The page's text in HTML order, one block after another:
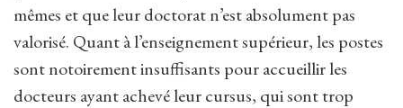
mêmes et que leur doctorat n’est absolument pas
valorisé. Quant à l’enseignement supérieur, les postes
sont notoirement insuffisants pour accueillir les
docteurs ayant achevé leur cursus, qui sont trop